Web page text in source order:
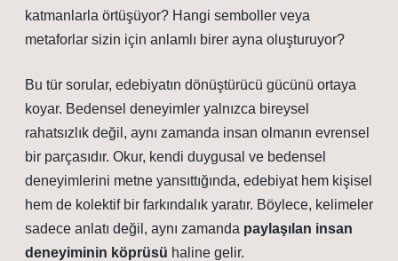
katmanlarla örtüşüyor? Hangi semboller veya
metaforlar sizin için anlamlı birer ayna oluşturuyor?
Bu tür sorular, edebiyatın dönüştürücü gücünü ortaya
koyar. Bedensel deneyimler yalnızca bireysel
rahatsızlık değil, aynı zamanda insan olmanın evrensel
bir parçasıdır. Okur, kendi duygusal ve bedensel
deneyimlerini metne yansıttığında, edebiyat hem kişisel
hem de kolektif bir farkındalık yaratır. Böylece, kelimeler
sadece anlatı değil, aynı zamanda paylaşılan insan
deneyiminin köprüsü haline gelir.